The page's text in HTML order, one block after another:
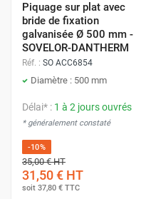
Piquage sur plat avec
bride de fixation
galvanisée Ø 500 mm -
SOVELOR-DANTHERM
Réf. : SO ACC6854
Diamètre : 500 mm
Délai* : 1 à 2 jours ouvrés
* généralement constaté
-10%
35,00 €HT
31,50 € HT
soit 37,80 € TTC